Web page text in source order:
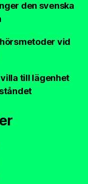
den svenska
vid
till lägenhet